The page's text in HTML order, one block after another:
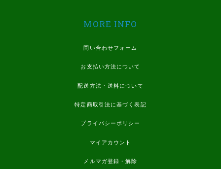
MORE INFO
問い合わせフォーム
お支払い方法について
配送方法・送料について
特定商取引法に基づく表記
プライバシーポリシー
マイアカウント
メルマガ登録・解除